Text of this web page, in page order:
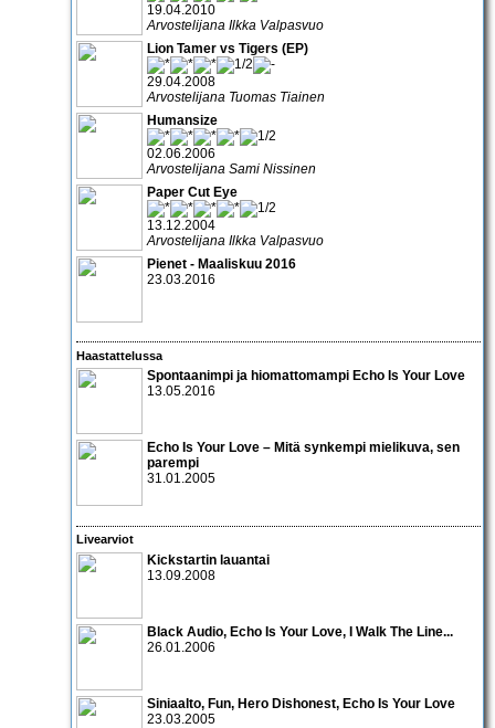
19.04.2010
Arvostelijana Ilkka Valpasvuo
Lion Tamer vs Tigers (EP)
29.04.2008
Arvostelijana Tuomas Tiainen
Humansize
02.06.2006
Arvostelijana Sami Nissinen
Paper Cut Eye
13.12.2004
Arvostelijana Ilkka Valpasvuo
Pienet - Maaliskuu 2016
23.03.2016
Haastattelussa
Spontaanimpi ja hiomattomampi Echo Is Your Love
13.05.2016
Echo Is Your Love – Mitä synkempi mielikuva, sen
parempi
31.01.2005
Livearviot
Kickstartin lauantai
13.09.2008
Black Audio, Echo Is Your Love, I Walk The Line...
26.01.2006
Siniaalto, Fun, Hero Dishonest, Echo Is Your Love
23.03.2005